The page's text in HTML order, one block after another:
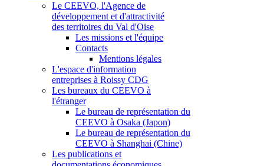
Le CEEVO, l'Agence de
développement et d'attractivité
des territoires du Val d'Oise
Les missions et l'équipe
Contacts
Mentions légales
L'espace d'information
entreprises à Roissy CDG
Les bureaux du CEEVO à
l'étranger
Le bureau de représentation du
CEEVO à Osaka (Japon)
Le bureau de représentation du
CEEVO à Shanghai (Chine)
Les publications et